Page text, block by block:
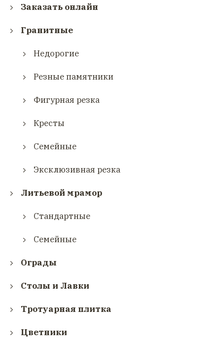
Заказать онлайн
Гранитные
Недорогие
Резные памятники
Фигурная резка
Кресты
Семейные
Эксклюзивная резка
Литьевой мрамор
Стандартные
Семейные
Ограды
Столы и Лавки
Тротуарная плитка
Цветники